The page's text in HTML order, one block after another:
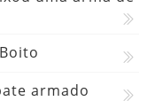
armado